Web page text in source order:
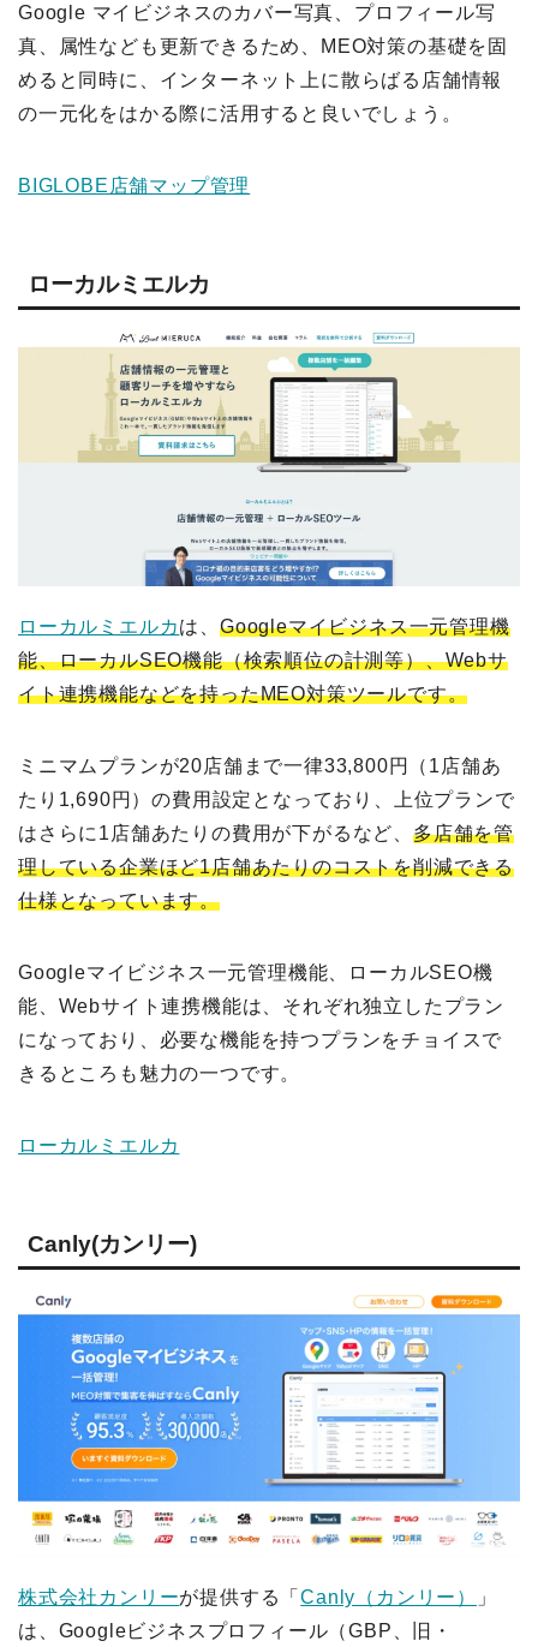
Google マイビジネスのカバー写真、プロフィール写
真、属性なども更新できるため、MEO対策の基礎を固
めると同時に、インターネット上に散らばる店舗情報
の一元化をはかる際に活用すると良いでしょう。
BIGLOBE店舗マップ管理
ローカルミエルカ
ローカルミエルカは、Googleマイビジネス一元管理機
能、ローカルSEO機能（検索順位の計測等）、Webサ
イト連携機能などを持ったMEO対策ツールです。
ミニマムプランが20店舗まで一律33,800円（1店舗あ
たり1,690円）の費用設定となっており、上位プランで
はさらに1店舗あたりの費用が下がるなど、 多店舗を管
理している企業ほど1店舗あたりのコストを削減できる
仕様となっています。
Googleマイビジネス一元管理機能、ローカルSEO機
能、Webサイト連携機能は、それぞれ独立したプラン
になっており、必要な機能を持つプランをチョイスで
きるところも魅力の一つです。
ローカルミエルカ
Canly(カンリー)
株式会社カンリーが提供する「Canly（カンリー）
」
は、Googleビジネスプロフィール（GBP、旧・